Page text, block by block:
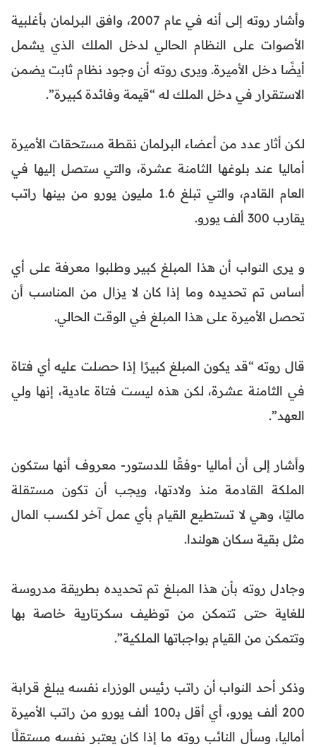
وأشار روته إلى أنه في عام 2007، وافق البرلمان بأغلبية
الأصوات على النظام الحالي لدخل الملك الذي يشمل
أيضًا دخل الأميرة. ويرى روته أن وجود نظام ثابت يضمن
الاستقرار في دخل الملك له “قيمة وفائدة كبيرة”.
لكن أثار عدد من أعضاء البرلمان نقطة مستحقات الأميرة
أماليا عند بلوغها الثامنة عشرة، والتي ستصل إليها في
العام القادم، والتي تبلغ 1.6 مليون يورو من بينها راتب
يقارب 300 ألف يورو.
و يرى النواب أن هذا المبلغ كبير وطلبوا معرفة على أي
أساس تم تحديده وما إذا كان لا يزال من المناسب أن
تحصل الأميرة على هذا المبلغ في الوقت الحالي.
قال روته “قد يكون المبلغ كبيرًا إذا حصلت عليه أي فتاة
في الثامنة عشرة، لكن هذه ليست فتاة عادية، إنها ولي
العهد”.
وأشار إلى أن أماليا -وفقًا للدستور- معروف أنها ستكون
الملكة القادمة منذ ولادتها، ويجب أن تكون مستقلة
ماليًا، وهي لا تستطيع القيام بأي عمل آخر لكسب المال
مثل بقية سكان هولندا.
وجادل روته بأن هذا المبلغ تم تحديده بطريقة مدروسة
للغاية حتى تتمكن من توظيف سكرتارية خاصة بها
وتتمكن من القيام بواجباتها الملكية”.
وذكر أحد النواب أن راتب رئيس الوزراء نفسه يبلغ قرابة
200 ألف يورو، أي أقل بـ100 ألف يورو من راتب الأميرة
أماليا، وسأل النائب روته ما إذا كان يعتبر نفسه مستقلًا